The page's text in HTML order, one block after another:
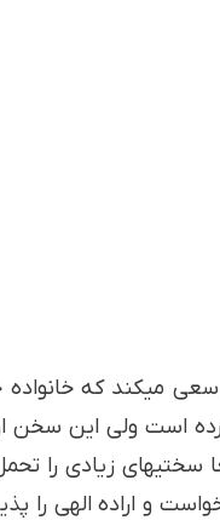
می­کند که خانواده
کرده است ولی این
سختی­های زیادی را
به خودش آمد و خواست و اراده